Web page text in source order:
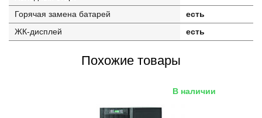
Горячая замена батарей
есть
ЖК-дисплей
есть
Похожие товары
В наличии